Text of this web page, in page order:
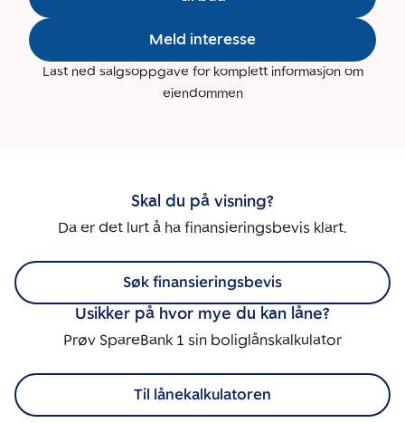
Meld interesse
Last ned salgsoppgave for komplett informasjon om
eiendommen
Skal du på visning?
Da er det lurt å ha finansieringsbevis klart.
Søk finansieringsbevis
Usikker på hvor mye du kan låne?
Prøv SpareBank 1 sin boliglånskalkulator
Til lånekalkulatoren